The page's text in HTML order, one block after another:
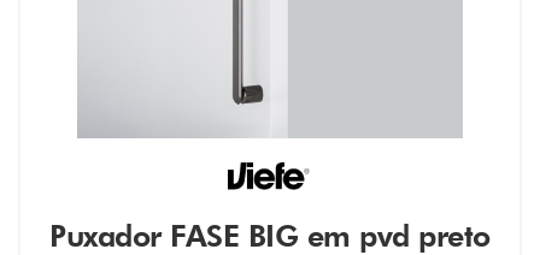
Puxador FASE BIG em pvd preto